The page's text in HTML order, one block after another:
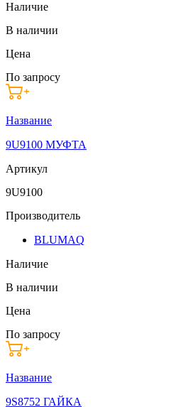
Наличие
В наличии
Цена
По запросу
Название
9U9100 МУФТА
Артикул
9U9100
Производитель
BLUMAQ
Наличие
В наличии
Цена
По запросу
Название
9S8752 ГАЙКА